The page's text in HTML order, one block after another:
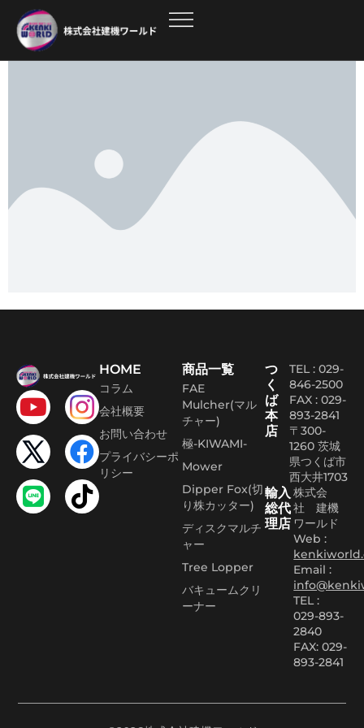
HOME
コラム
会社概要
お問い合わせ
プライバシーポ
リシー
商品一覧
FAE
Mulcher(マル
チャー)
極-KIWAMI-
Mower
Dipper Fox(切
り株カッター)
ディスクマルチ
ャー
Tree Lopper
バキュームクリ
ーナー
つ
く
ば
本
店
TEL : 029-
846-2500
FAX : 029-
893-2841
〒300-
1260 茨城
県つくば市
西大井1703
輸入
総代
理店
株式会
社 建機
ワールド
Web :
Email :
TEL :
029-893-
2840
FAX: 029-
893-2841